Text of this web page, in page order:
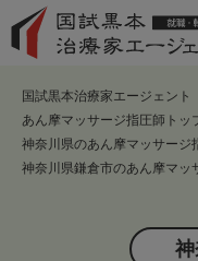
国試黒本治療家エージェント
あん摩マッサージ指圧師トッ
神奈川県のあん摩マッサージ
神奈川県鎌倉市のあん摩マッ